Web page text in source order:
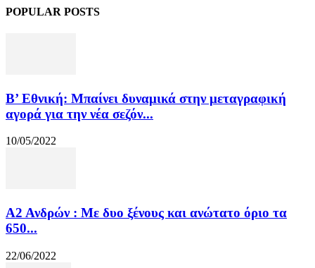
POPULAR POSTS
Β’ Εθνική: Μπαίνει δυναμικά στην μεταγραφική
αγορά για την νέα σεζόν...
10/05/2022
Α2 Ανδρών : Με δυο ξένους και ανώτατο όριο τα
650...
22/06/2022